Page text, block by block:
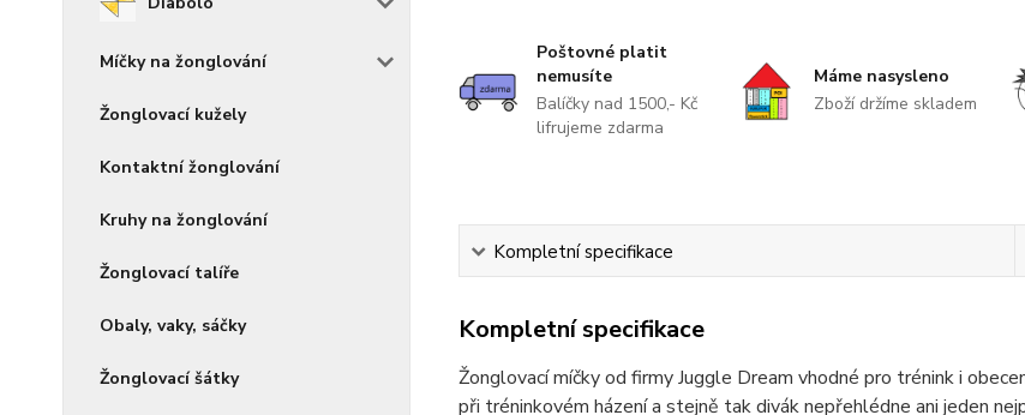
Míčky na žonglování
Žonglovací kužely
Kontaktní žonglování
Kruhy na žonglování
Žonglovací talíře
Obaly, vaky, sáčky
Žonglovací šátky
Poštovné platit
nemusíte
Balíčky nad 1500,- Kč
lifrujeme zdarma
Máme nasysleno
Zboží držíme skladem
Kompletní specifikace
Kompletní specifikace
Žonglovací míčky od firmy Juggle Dream vhodné pro trénink i
při tréninkovém házení a stejně tak divák nepřehlédne ani jeden